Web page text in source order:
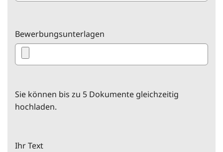
Bewerbungsunterlagen
Sie können bis zu 5 Dokumente gleichzeitig
hochladen.
Ihr Text